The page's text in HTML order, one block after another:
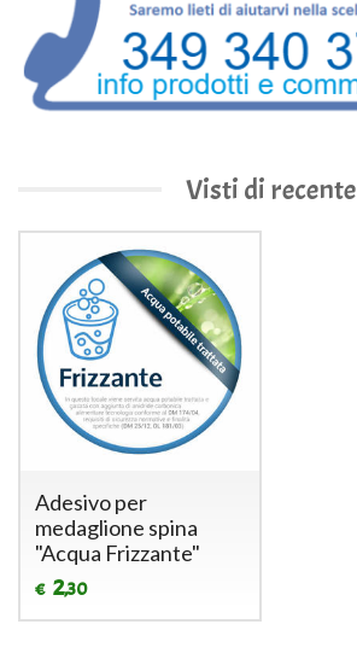
Visti di recente
Adesivo per
medaglione spina
"Acqua Frizzante"
€ 2,30